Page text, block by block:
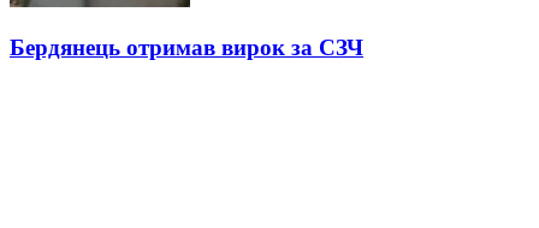
Бердянець отримав вирок за СЗЧ